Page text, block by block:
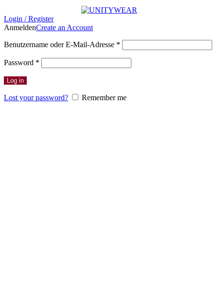
Login / Register
AnmeldenCreate an Account
Benutzername oder E-Mail-Adresse *
Password *
Log in
Lost your password? Remember me